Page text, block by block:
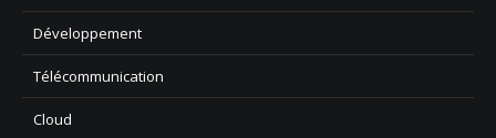
Développement
Télécommunication
Cloud